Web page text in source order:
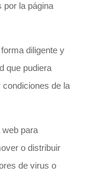
por la página
diligente y
que pudiera
de la
web para
o distribuir
de virus o